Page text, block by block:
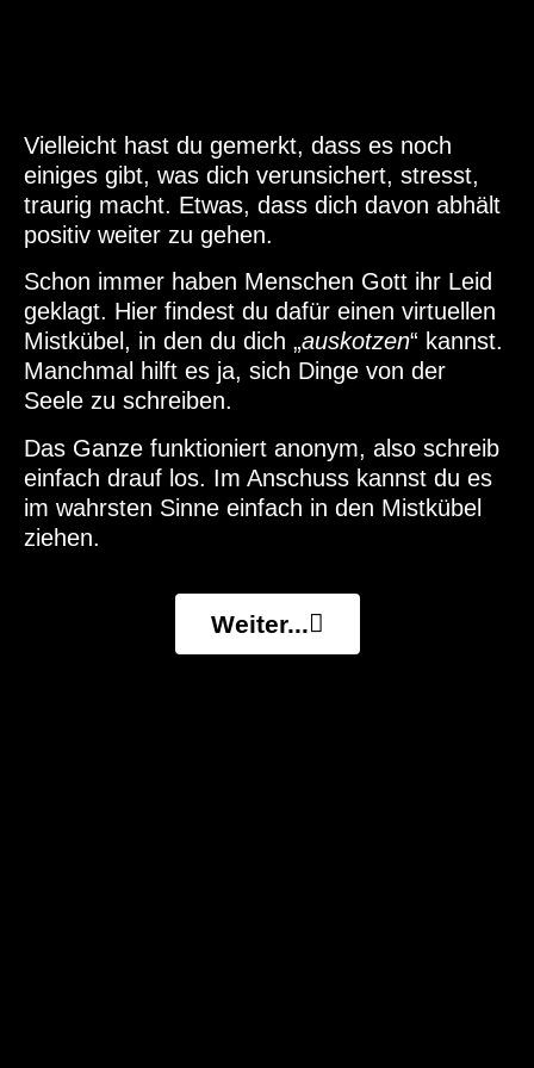
Vielleicht hast du gemerkt, dass es noch
einiges gibt, was dich verunsichert, stresst,
traurig macht. Etwas, dass dich davon abhält
positiv weiter zu gehen.
Schon immer haben Menschen Gott ihr Leid
geklagt. Hier findest du dafür einen virtuellen
Mistkübel, in den du dich „auskotzen“ kannst.
Manchmal hilft es ja, sich Dinge von der
Seele zu schreiben.
Das Ganze funktioniert anonym, also schreib
einfach drauf los. Im Anschuss kannst du es
im wahrsten Sinne einfach in den Mistkübel
ziehen.
Weiter...